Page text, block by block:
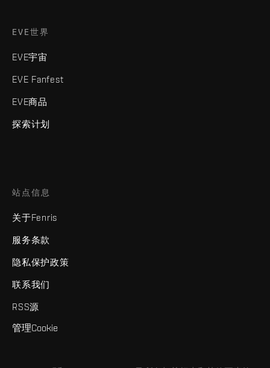
EVE世界
EVE宇宙
EVE Fanfest
EVE商品
探索计划
站点信息
关于Fenris
服务条款
隐私保护政策
联系我们
RSS源
管理Cookie